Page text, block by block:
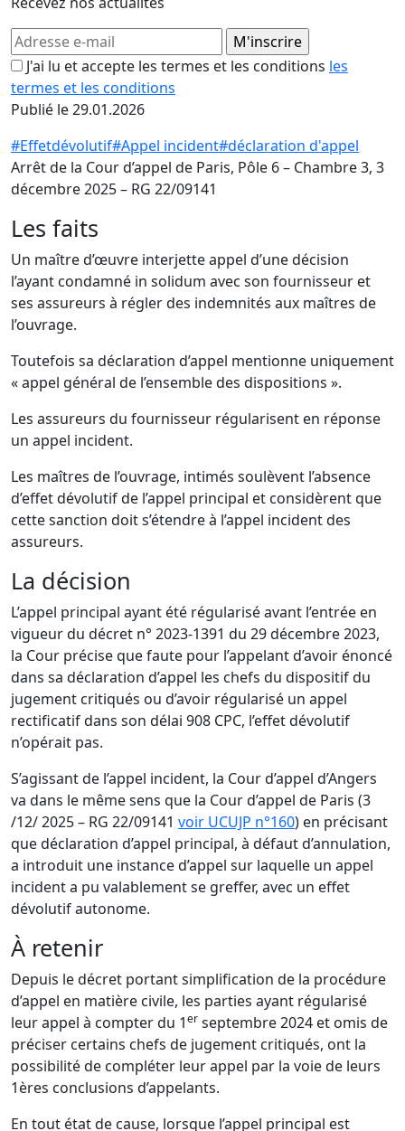
Publié le 29.01.2026
#Effetdévolutif#Appel incident#déclaration d'appel
Arrêt de la Cour d’appel de Paris, Pôle 6 – Chambre 3, 3
décembre 2025 – RG 22/09141
Les faits
Un maître d’œuvre interjette appel d’une décision
l’ayant condamné in solidum avec son fournisseur et
ses assureurs à régler des indemnités aux maîtres de
l’ouvrage.
Toutefois sa déclaration d’appel mentionne uniquement
« appel général de l’ensemble des dispositions ».
Les assureurs du fournisseur régularisent en réponse
un appel incident.
Les maîtres de l’ouvrage, intimés soulèvent l’absence
d’effet dévolutif de l’appel principal et considèrent que
cette sanction doit s’étendre à l’appel incident des
assureurs.
La décision
L’appel principal ayant été régularisé avant l’entrée en
vigueur du décret n° 2023-1391 du 29 décembre 2023,
la Cour précise que faute pour l’appelant d’avoir énoncé
dans sa déclaration d’appel les chefs du dispositif du
jugement critiqués ou d’avoir régularisé un appel
rectificatif dans son délai 908 CPC, l’effet dévolutif
n’opérait pas.
S’agissant de l’appel incident, la Cour d’appel d’Angers
va dans le même sens que la Cour d’appel de Paris (3
/12/ 2025 – RG 22/09141 voir UCUJP n°160) en précisant
que déclaration d’appel principal, à défaut d’annulation,
a introduit une instance d’appel sur laquelle un appel
incident a pu valablement se greffer, avec un effet
dévolutif autonome.
À retenir
Depuis le décret portant simplification de la procédure
d’appel en matière civile, les parties ayant régularisé
leur appel à compter du 1er septembre 2024 et omis de
préciser certains chefs de jugement critiqués, ont la
possibilité de compléter leur appel par la voie de leurs
1ères conclusions d’appelants.
En tout état de cause, lorsque l’appel principal est
J'ai lu et accepte les termes et les conditions les
termes et les conditions